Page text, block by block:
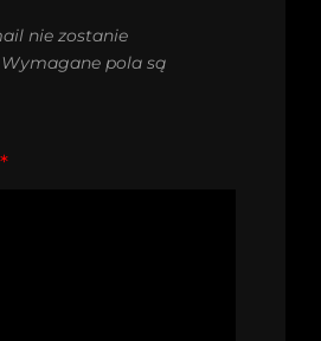
nie zostanie
Wymagane pola są
*